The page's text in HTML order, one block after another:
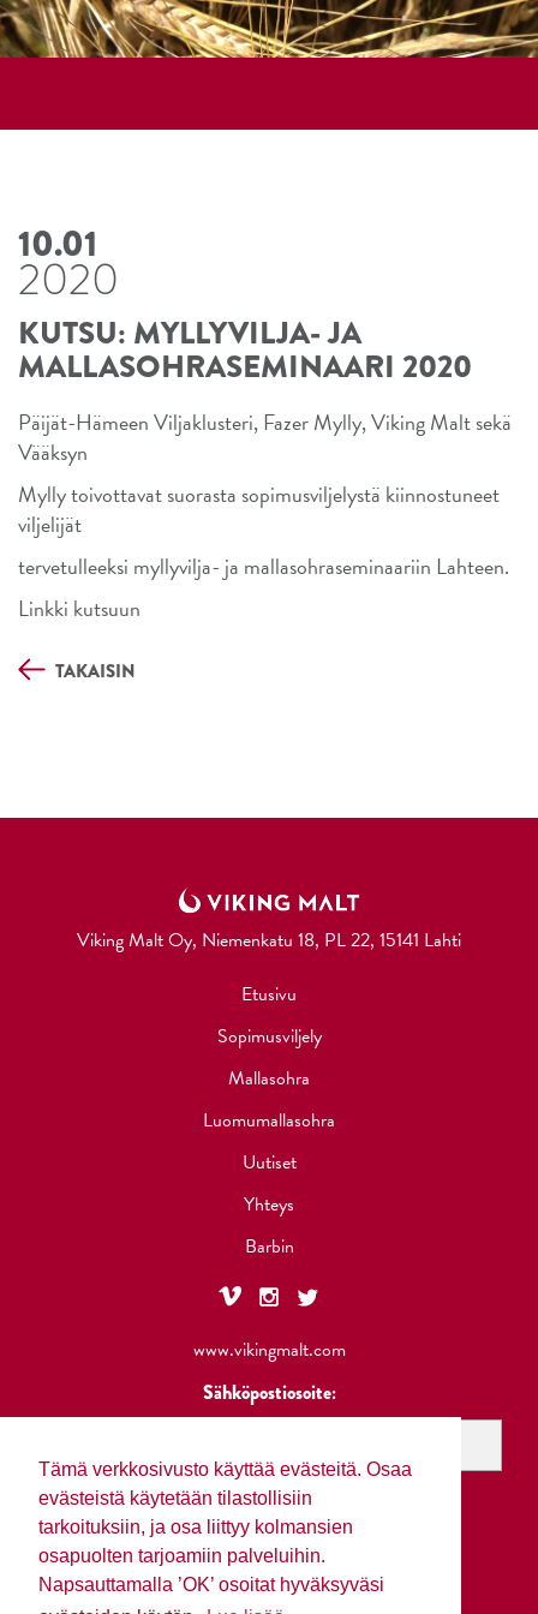
Tämä verkkosivusto käyttää evästeitä. Osaa
evästeistä käytetään tilastollisiin
tarkoituksiin, ja osa liittyy kolmansien
osapuolten tarjoamiin palveluihin.
Napsauttamalla ’OK’ osoitat hyväksyväsi
10.01
2020
KUTSU: MYLLYVILJA- JA
MALLASOHRASEMINAARI 2020
Päijät-Hämeen Viljaklusteri, Fazer Mylly, Viking Malt sekä
Vääksyn
Mylly toivottavat suorasta sopimusviljelystä kiinnostuneet
viljelijät
tervetulleeksi myllyvilja- ja mallasohraseminaariin Lahteen.
Linkki kutsuun
TAKAISIN
Viking Malt Oy, Niemenkatu 18, PL 22, 15141 Lahti
Etusivu
Sopimusviljely
Mallasohra
Luomumallasohra
Uutiset
Yhteys
Barbin
www.vikingmalt.com
Sähköpostiosoite: